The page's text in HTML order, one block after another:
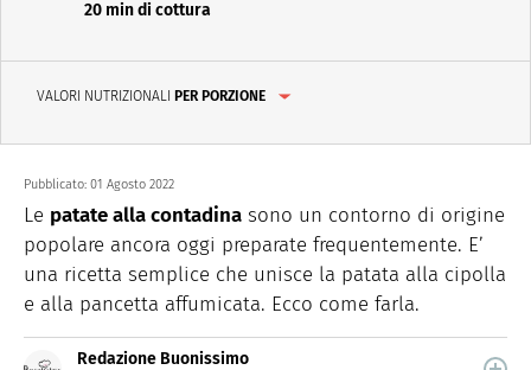
20 min di cottura
VALORI NUTRIZIONALI PER PORZIONE
Pubblicato: 01 Agosto 2022
Le patate alla contadina sono un contorno di origine
popolare ancora oggi preparate frequentemente. E’
una ricetta semplice che unisce la patata alla cipolla
e alla pancetta affumicata. Ecco come farla.
Redazione Buonissimo